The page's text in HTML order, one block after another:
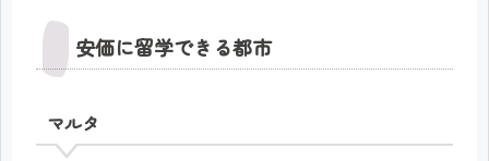
安価に留学できる都市
マルタ